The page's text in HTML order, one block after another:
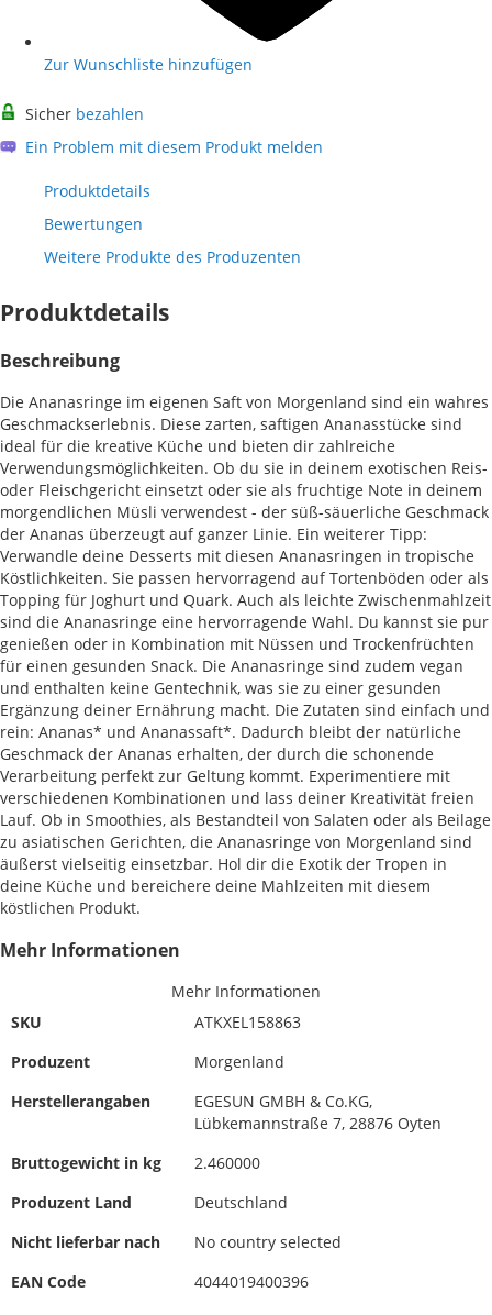
Zur Wunschliste hinzufügen
Sicher bezahlen
Ein Problem mit diesem Produkt melden
Produktdetails
Bewertungen
Weitere Produkte des Produzenten
Produktdetails
Beschreibung
Die Ananasringe im eigenen Saft von Morgenland sind ein wahres
Geschmackserlebnis. Diese zarten, saftigen Ananasstücke sind
ideal für die kreative Küche und bieten dir zahlreiche
Verwendungsmöglichkeiten. Ob du sie in deinem exotischen Reis-
oder Fleischgericht einsetzt oder sie als fruchtige Note in deinem
morgendlichen Müsli verwendest - der süß-säuerliche Geschmack
der Ananas überzeugt auf ganzer Linie. Ein weiterer Tipp:
Verwandle deine Desserts mit diesen Ananasringen in tropische
Köstlichkeiten. Sie passen hervorragend auf Tortenböden oder als
Topping für Joghurt und Quark. Auch als leichte Zwischenmahlzeit
sind die Ananasringe eine hervorragende Wahl. Du kannst sie pur
genießen oder in Kombination mit Nüssen und Trockenfrüchten
für einen gesunden Snack. Die Ananasringe sind zudem vegan
und enthalten keine Gentechnik, was sie zu einer gesunden
Ergänzung deiner Ernährung macht. Die Zutaten sind einfach und
rein: Ananas* und Ananassaft*. Dadurch bleibt der natürliche
Geschmack der Ananas erhalten, der durch die schonende
Verarbeitung perfekt zur Geltung kommt. Experimentiere mit
verschiedenen Kombinationen und lass deiner Kreativität freien
Lauf. Ob in Smoothies, als Bestandteil von Salaten oder als Beilage
zu asiatischen Gerichten, die Ananasringe von Morgenland sind
äußerst vielseitig einsetzbar. Hol dir die Exotik der Tropen in
deine Küche und bereichere deine Mahlzeiten mit diesem
köstlichen Produkt.
Mehr Informationen
Mehr Informationen
SKU
ATKXEL158863
Produzent
Morgenland
Herstellerangaben
EGESUN GMBH & Co.KG,
Lübkemannstraße 7, 28876 Oyten
Bruttogewicht in kg
2.460000
Produzent Land
Deutschland
Nicht lieferbar nach
No country selected
EAN Code
4044019400396